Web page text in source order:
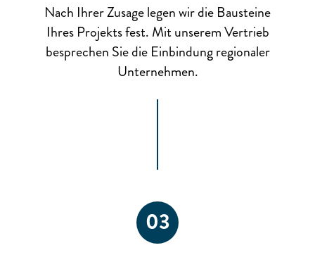
Nach Ihrer Zusage legen wir die Bausteine
Ihres Projekts fest. Mit unserem Vertrieb
besprechen Sie die Einbindung regionaler
Unternehmen.
03